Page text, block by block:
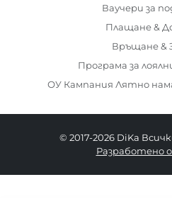
Ваучери за
Плащане &
Връщане &
Програма за
ОУ Кампания Лятно
© 2017-2026 DiKa
Разработено